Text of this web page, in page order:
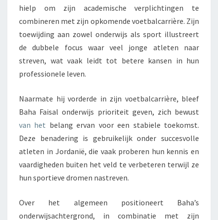
hielp om zijn academische verplichtingen te
combineren met zijn opkomende voetbalcarrière. Zijn
toewijding aan zowel onderwijs als sport illustreert
de dubbele focus waar veel jonge atleten naar
streven, wat vaak leidt tot betere kansen in hun
professionele leven.
Naarmate hij vorderde in zijn voetbalcarrière, bleef
Baha Faisal onderwijs prioriteit geven, zich bewust
van het belang ervan voor een stabiele toekomst.
Deze benadering is gebruikelijk onder succesvolle
atleten in Jordanië, die vaak proberen hun kennis en
vaardigheden buiten het veld te verbeteren terwijl ze
hun sportieve dromen nastreven.
Over het algemeen positioneert Baha’s
onderwijsachtergrond, in combinatie met zijn